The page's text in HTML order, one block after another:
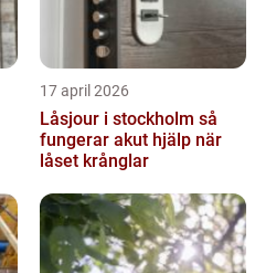
17 april 2026
Låsjour i stockholm så
fungerar akut hjälp när
låset krånglar